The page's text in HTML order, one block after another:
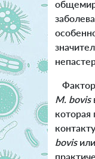
M. bovis
которая
bovis